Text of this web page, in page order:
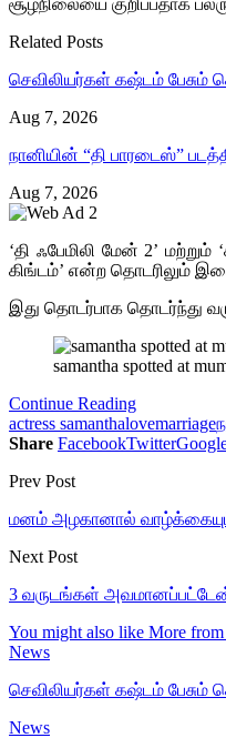
Related Posts
செவிலியர்கள் கஷ்டம் பேசும்
Aug 7, 2026
நானியின் “தி பாரடைஸ்”
Aug 7, 2026
‘தி ஃபேமிலி மேன் 2’
கிங்டம்’ என்ற தொடரிலும்
இது தொடர்பாக தொடர்ந்து
samantha spotted at
Continue Reading
actress samanthalovemarriage
Share FacebookTwitter
Prev Post
மனம் அழகானால் வாழ்க்கையும்
Next Post
3 வருடங்கள்
You might also like More
News
செவிலியர்கள் கஷ்டம் பேசும்
News